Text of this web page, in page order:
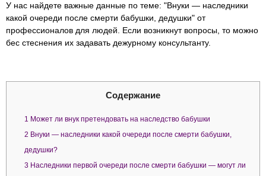
У нас найдете важные данные по теме: "Внуки — наследники
какой очереди после смерти бабушки, дедушки" от
профессионалов для людей. Если возникнут вопросы, то можно
бес стеснения их задавать дежурному консультанту.
Содержание
1 Может ли внук претендовать на наследство бабушки
2 Внуки — наследники какой очереди после смерти бабушки,
дедушки?
3 Наследники первой очереди после смерти бабушки — могут ли